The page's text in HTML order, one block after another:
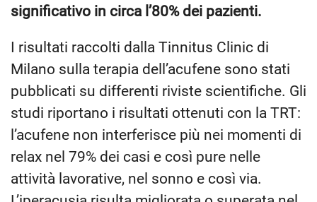
significativo in circa l’80% dei pazienti.
I risultati raccolti dalla Tinnitus Clinic di
Milano sulla terapia dell’acufene sono stati
pubblicati su differenti riviste scientifiche. Gli
studi riportano i risultati ottenuti con la TRT:
l’acufene non interferisce più nei momenti di
relax nel 79% dei casi e così pure nelle
attività lavorative, nel sonno e così via.